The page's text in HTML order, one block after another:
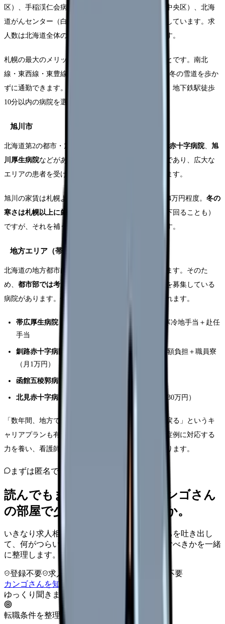
区）、手稲渓仁会病院（手稲区）、市立札幌病院（中央区）、北海
道がんセンター（白石区）など、大規模病院が集中しています。求
人数は北海道全体の約半数を占め、選択肢が豊富です。
札幌の最大のメリットは
ことです。南北
線・東西線・東豊線の3路線が市内を網羅しており、冬の雪道を歩か
ずに通勤できます。「冬の通勤が不安」という方は、地下鉄駅徒歩
10分以内の病院を選ぶのがポイントです。
旭川市
北海道第2の都市・旭川には 旭川赤十字病院、 旭
川厚生病院などがあります。旭川は道北の医療拠点であり、広大な
エリアの患者を受け入れる中核的な役割を担っています。
旭川の家賃は札幌よりさらに安く、ワンルーム2.5〜4万円程度。 冬の
寒さは札幌以上に厳しい
（最低気温マイナス20度を下回ることも）
ですが、それを補う高待遇の求人が多いのが特徴です。
地方エリア（帯広・釧路・函館・北見）
北海道の地方都市は
に直面しています。そのた
め、 都市部では考えられないほどの好条件
で看護師を募集している
病院があります。例えば、以下のような待遇が見られます。
帯広厚生病院：年収500万円以上（経験5年）＋寒冷地手当＋赴任
手当
釧路赤十字病院
：年収480万円＋引っ越し費用全額負担＋職員寮
（月1万円）
函館五稜郭病院
北見赤十字病院 ：年収490万円＋寒冷地手当（年30万円）
「数年間、地方で高待遇の経験を積んでから札幌に戻る」というキ
ャリアプランも有効です。地方での経験は、多様な症例に対応する
力を養い、看護師としてのスキルアップにもつながります。
まずは匿名で整理
読んでもまだ苦しいなら、カンゴさん
の部屋で少し話してみませんか。
いきなり求人相談には進みません。今の気持ちを吐き出し
て、何がつらいのか、辞めるべきか、少し休むべきかを一緒
に整理します。
登録不要 求人押し売りなし
病院名は入力不要
カンゴさんを知ってから相談する
ゆっくり聞きます
転職条件を整理